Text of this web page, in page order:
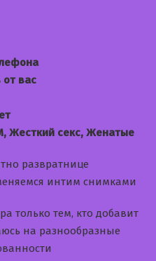
от вас
Жесткий секс, Женатые
развратнице
интим снимками
только тем, кто добавит
на разнообразные